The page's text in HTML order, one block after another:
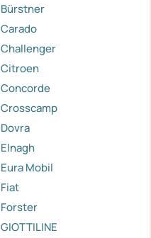
Bürstner
Carado
Challenger
Citroen
Concorde
Crosscamp
Dovra
Elnagh
Eura Mobil
Fiat
Forster
GIOTTILINE